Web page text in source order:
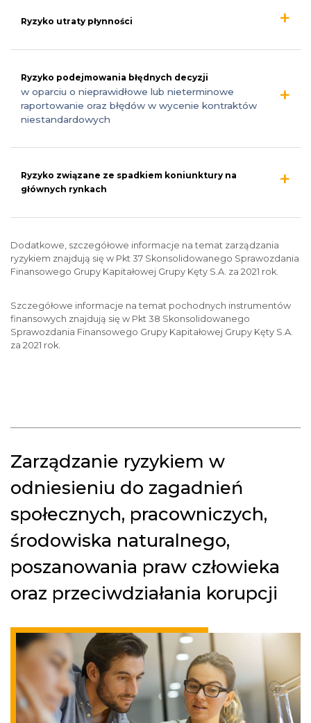
Ryzyko utraty płynności
Ryzyko podejmowania błędnych decyzji
w oparciu o nieprawidłowe lub nieterminowe
raportowanie oraz błędów w wycenie kontraktów
niestandardowych
Ryzyko związane ze spadkiem koniunktury na
głównych rynkach
Dodatkowe, szczegółowe informacje na temat zarządzania
ryzykiem znajdują się w Pkt 37 Skonsolidowanego Sprawozdania
Finansowego Grupy Kapitałowej Grupy Kęty S.A. za 2021 rok.
Szczegółowe informacje na temat pochodnych instrumentów
finansowych znajdują się w Pkt 38 Skonsolidowanego
Sprawozdania Finansowego Grupy Kapitałowej Grupy Kęty S.A.
za 2021 rok.
Zarządzanie ryzykiem w
odniesieniu do zagadnień
społecznych, pracowniczych,
środowiska naturalnego,
poszanowania praw człowieka
oraz przeciwdziałania korupcji